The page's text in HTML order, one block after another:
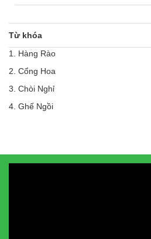
Từ khóa
1. Hàng Rào
2. Cổng Hoa
3. Chòi Nghỉ
4. Ghế Ngồi